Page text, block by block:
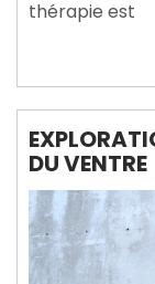
thérapie est
DU VENTRE